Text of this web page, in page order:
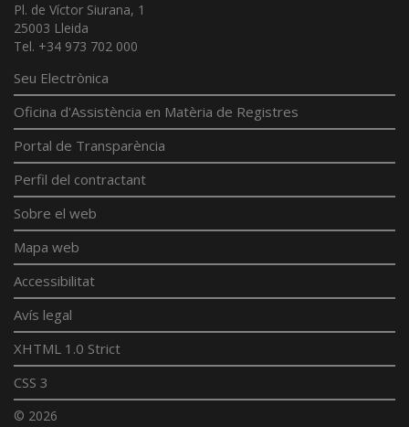
Pl. de Víctor Siurana, 1
25003 Lleida
Tel. +34 973 702 000
Seu Electrònica
Oficina d'Assistència en Matèria de Registres
Portal de Transparència
Perfil del contractant
Sobre el web
Mapa web
Accessibilitat
Avís legal
XHTML 1.0 Strict
CSS 3
© 2026